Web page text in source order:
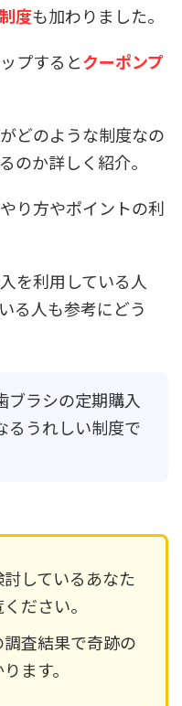
度も加わりました。
プするとクーポンプ
どのような制度なの
のか詳しく紹介。
り方やポイントの利
を利用している人
る人も参考にどう
ブラシの定期購入
るうれしい制度で
しているあなた
ださい。
査結果で奇跡の
ます。